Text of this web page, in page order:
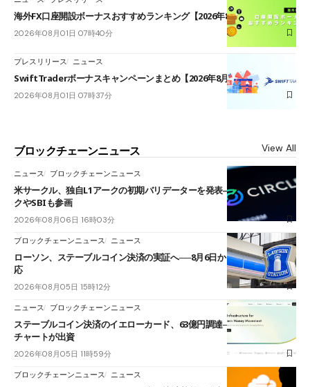
海外FX口座開設ボーナスおすすめランキング【2026年8月最新】
2026年08月01日 07時40分
プレスリリース ニュース
SwiftTraderボーナスキャンペーンまとめ【2026年8月最新】
2026年08月01日 07時37分
ブロックチェーンニュース View All
ニュース ブロックチェーンニュース
米サークル、独自L1アークの初期バリデーターを発表――ブラックロッ
クやSBIも参画
2026年08月06日 16時03分
ブロックチェーンニュース ニュース
ローソン、ステーブルコイン決済の実証へ──8月6日からJPYCやUSDC対
応
2026年08月05日 15時12分
ニュース ブロックチェーンニュース
ステーブルコイン決済のイエローカード、63億円調達──ソニーやスタン
チャートが出資
2026年08月05日 11時59分
ブロックチェーンニュース ニュース